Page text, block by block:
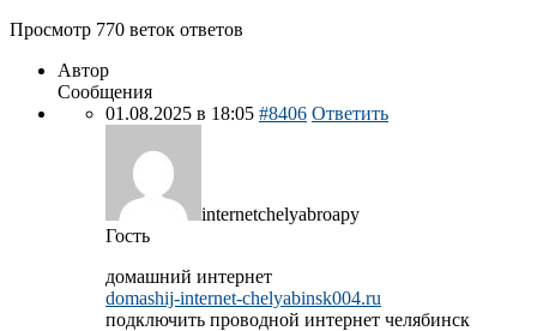
Просмотр 770 веток ответов
Автор
Сообщения
01.08.2025 в 18:05 #8406 Ответить
internetchelyabroapy
Гость
домашний интернет
domashij-internet-chelyabinsk004.ru
подключить проводной интернет челябинск